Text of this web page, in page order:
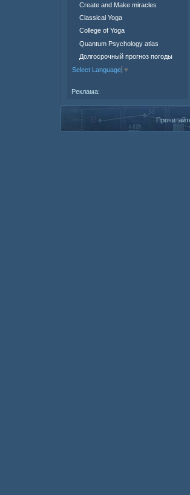
Create and Make miracles
Classical Yoga
College of Yoga
Quantum Psychology atlas
Долгосрочный прогноз погоды
Select Language ▼
Реклама: